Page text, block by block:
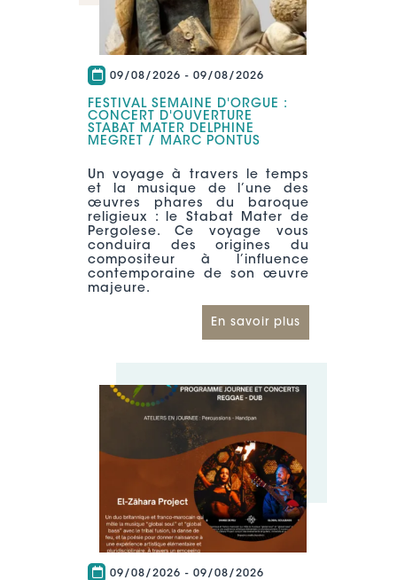
09/08/2026 - 09/08/2026
FESTIVAL SEMAINE D'ORGUE :
CONCERT D'OUVERTURE
STABAT MATER DELPHINE
MEGRET / MARC PONTUS
Un voyage à travers le temps
et la musique de l’une des
œuvres phares du baroque
religieux : le Stabat Mater de
Pergolese. Ce voyage vous
conduira des origines du
compositeur à l’influence
contemporaine de son œuvre
majeure.
En savoir plus
09/08/2026 - 09/08/2026